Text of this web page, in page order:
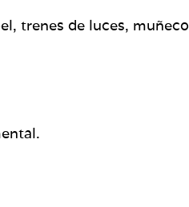
trenes de luces,